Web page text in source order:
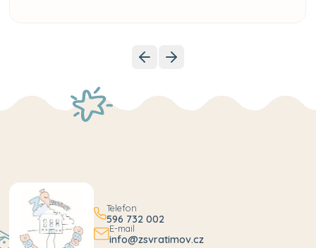
Telefon
596 732 002
E-mail
info@zsvratimov.cz